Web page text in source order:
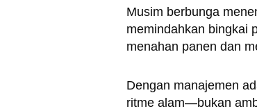
Musim berbunga
memindahkan bingkai
menahan panen dan
Dengan manajemen
ritme alam—bukan